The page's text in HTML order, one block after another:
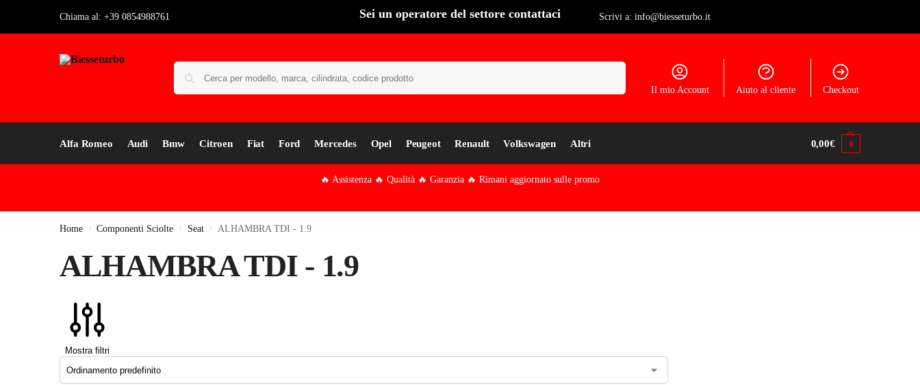
Chiama al: +39 0854988761 Sei un operatore del settore contattaci Scrivi a: info@biesseturbo.it
Il mio Account Aiuto al cliente Checkout
Alfa Romeo Audi Bmw Citroen Fiat Ford Mercedes Opel Peugeot Renault Volkswagen Altri 0,00€ 0
🔥 Assistenza 🔥 Qualità 🔥 Garanzia 🔥 Rimani aggiornato sulle promo
Home / Componenti Sciolte / Seat / ALHAMBRA TDI - 1.9
ALHAMBRA TDI - 1.9
Mostra filtri